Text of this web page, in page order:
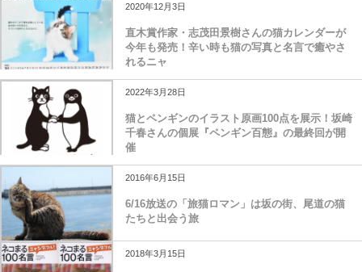
2020年12月3日
直木賞作家・志茂田景樹さんの猫カレンダーが
今年も発売！辛い時も猫の写真と名言で癒やさ
れるニャ
2022年3月28日
猫とペンギンのイラスト原画100点を展示！坂崎
千春さんの個展『ペンギン百態』の最終回が開
催
2016年6月15日
6/16放送の「旅猫ロマン」は坂の街、尾道の猫
たちと出会う旅
2018年3月15日